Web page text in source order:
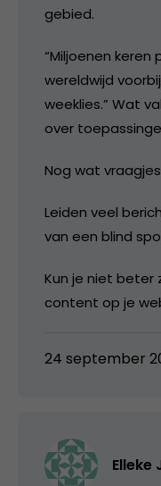
gebied.
“Miljoenen
wereldwijd
weeklies.” Wat
over
Nog wat
Leiden veel
van een blind
Kun je niet beter
content op je
24 september
Elleke